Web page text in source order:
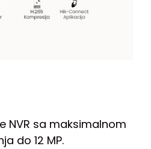
NVR sa maksimalnom
do 12 MP.